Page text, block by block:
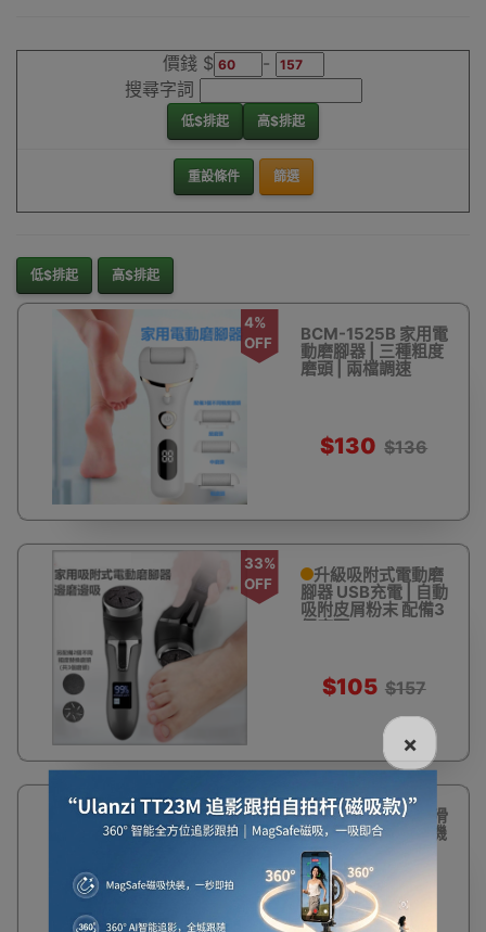
價錢 $
-
搜尋字詞
低$排起 高$排起
重設條件 篩選
低$排起 高$排起
4%
OFF
BCM-1525B 家用電
動磨腳器 | 三種粗度
磨頭 | 兩檔調速
$130 $136
33%
OFF
升級吸附式電動磨
腳器 USB充電 | 自動
吸附皮屑粉末 配備3
個磨頭
$105 $157
JINDING 絲絨柔滑
電動去死皮磨腳皮機
×